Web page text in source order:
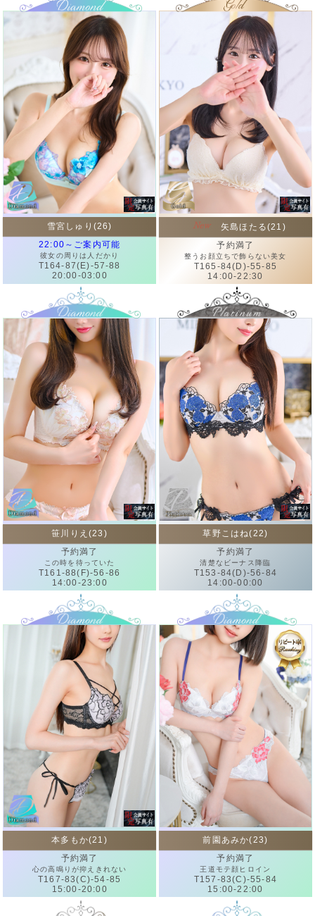
雪宮しゅり(26)
22:00～ご案内可能
彼女の周りは人だかり
T164-87(E)-57-88
20:00-03:00
矢島ほたる(21)
予約満了
整うお顔立ちで飾らない美女
T165-84(D)-55-85
14:00-22:30
笹川りえ(23)
予約満了
この時を待っていた
T161-88(F)-56-86
14:00-23:00
草野こはね(22)
予約満了
清楚なビーナス降臨
T153-84(D)-56-84
14:00-00:00
本多もか(21)
予約満了
心の高鳴りが抑えきれない
T167-83(C)-54-85
15:00-20:00
前園あみか(23)
予約満了
王道モテ顔ヒロイン
T157-83(C)-55-84
15:00-22:00